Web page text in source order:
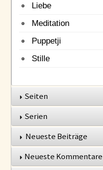
Liebe
Meditation
Puppetji
Stille
Seiten
Serien
Neueste Beiträge
Neueste Kommentare